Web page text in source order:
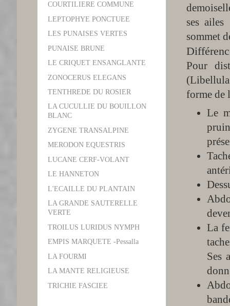
ses
sommet
Pour
forme de
Le
La
Ses
COURTILIERE COMMUNE
LEPTOPHYE PONCTUEE
LES PUNAISES VERTES
PUNAISE BRUNE
LE CRIQUET ENSANGLANTE
ZONOCERUS ELEGANS
TENTHREDE DU ROSIER
LA CUCULLIE DU BOUILLON
BLANC
ZYGENE TRANSALPINE
MERODON EQUESTRIS
LUCANE CERF-VOLANT
LE HANNETON
L'ECAILLE DU PLANTAIN
LA GRANDE SAUTERELLE
VERTE
TROILUS LURIDUS NYMPH
EMPIS MARQUETE -Pessalla
LA FOURMI
LA MANTE RELIGIEUSE
TRICHIE FASCIEE